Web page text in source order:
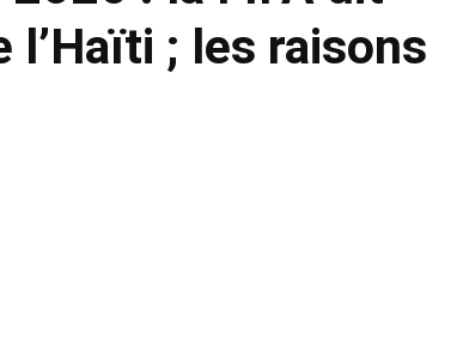
; les raisons